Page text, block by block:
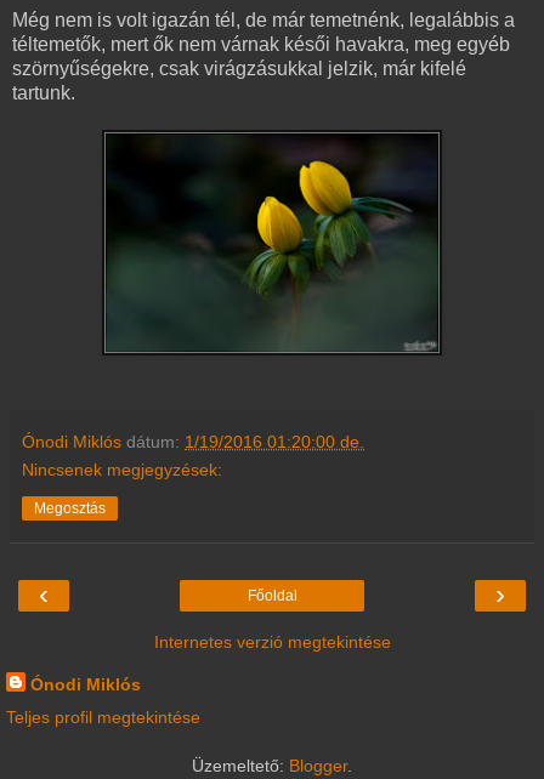
Még nem is volt igazán tél, de már temetnénk, legalábbis a
téltemetők, mert ők nem várnak késői havakra, meg egyéb
szörnyűségekre, csak virágzásukkal jelzik, már kifelé
tartunk.
Ónodi Miklós dátum: 1/19/2016 01:20:00 de.
Nincsenek megjegyzések:
Megosztás
‹ ›
Főoldal
Internetes verzió megtekintése
Ónodi Miklós
Teljes profil megtekintése
Üzemeltető: Blogger.